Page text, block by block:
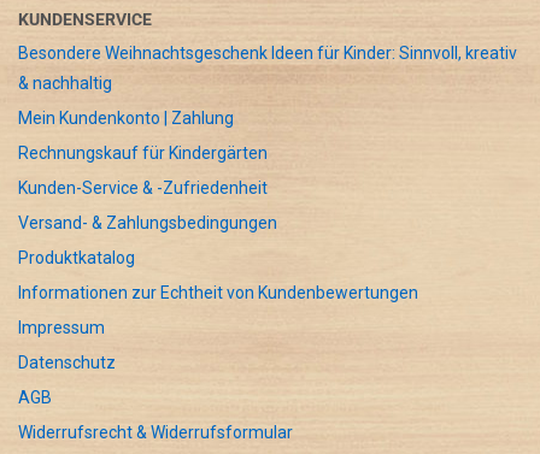
KUNDENSERVICE
Besondere Weihnachtsgeschenk Ideen für Kinder: Sinnvoll, kreativ
& nachhaltig
Mein Kundenkonto | Zahlung
Rechnungskauf für Kindergärten
Kunden-Service & -Zufriedenheit
Versand- & Zahlungsbedingungen
Produktkatalog
Informationen zur Echtheit von Kundenbewertungen
Impressum
Datenschutz
AGB
Widerrufsrecht & Widerrufsformular